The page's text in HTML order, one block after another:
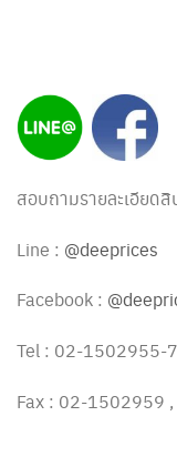
สอบถามรายละเอียด
Line : @deeprices
Facebook :
Tel : 02-1502955-
Fax : 02-1502959